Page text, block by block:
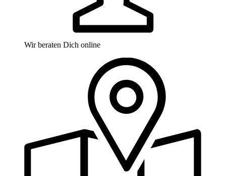
Wir beraten Dich online